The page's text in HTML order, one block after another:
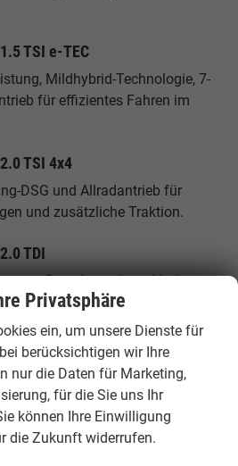
TSI e-TEC
Mildhybrid-Technologie, 7-
für effizientes Fahren im
TSI 4x4
DSG und Allradantrieb für
und zusätzliche Traktion.
TDI
Dieselantrieb und hohe
lange Strecken.
2.0 TSI
DSG und sportliche
dynamisches Fahren.
Combi EU
Privatsphäre
ein, um unsere Dienste für
berücksichtigen wir Ihre
nur die Daten für Marketing,
für die Sie uns Ihr
können Ihre Einwilligung
die Zukunft widerrufen.